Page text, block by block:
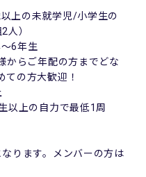
上の未就学児/小学生の
人）
6年生
からご年配の方までどな
ての方大歓迎！
以上の自力で最低1周
ります。メンバーの方は